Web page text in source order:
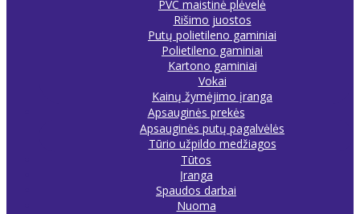
PVC maistinė plėvelė
Rišimo juostos
Putų polietileno gaminiai
Polietileno gaminiai
Kartono gaminiai
Vokai
Kainų žymėjimo įranga
Apsauginės prekės
Apsauginės putų pagalvėlės
Tūrio užpildo medžiagos
Tūtos
Įranga
Spaudos darbai
Nuoma